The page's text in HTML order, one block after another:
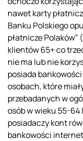
nawet karty
Banku Polskiego
płatnicze Polaków”
klientów 65+ co
nie ma lub nie
posiada
osobach, które
przebadanych w
osób w wieku 55-
posiadaczy kont
bankowości